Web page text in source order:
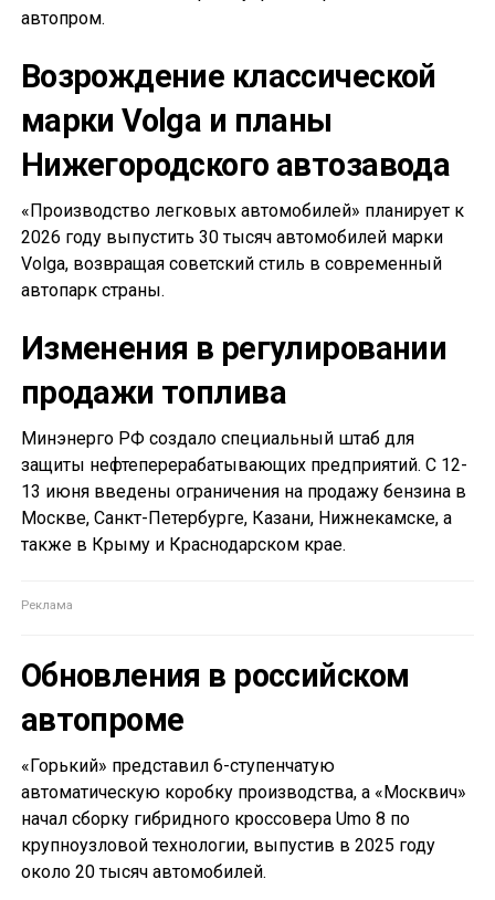
автопром.
Возрождение классической
марки Volga и планы
Нижегородского автозавода
«Производство легковых автомобилей» планирует к
2026 году выпустить 30 тысяч автомобилей марки
Volga, возвращая советский стиль в современный
автопарк страны.
Изменения в регулировании
продажи топлива
Минэнерго РФ создало специальный штаб для
защиты нефтеперерабатывающих предприятий. С 12-
13 июня введены ограничения на продажу бензина в
Москве, Санкт-Петербурге, Казани, Нижнекамске, а
также в Крыму и Краснодарском крае.
Обновления в российском
автопроме
«Горький» представил 6-ступенчатую
автоматическую коробку производства, а «Москвич»
начал сборку гибридного кроссовера Umo 8 по
крупноузловой технологии, выпустив в 2025 году
около 20 тысяч автомобилей.